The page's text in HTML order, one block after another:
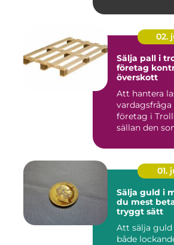
02.
Sälja pall i
företag
överskott
Att hantera
företag i
sällan den
01.
Sälja guld i
du mest
tryggt sätt
Att sälja guld
både